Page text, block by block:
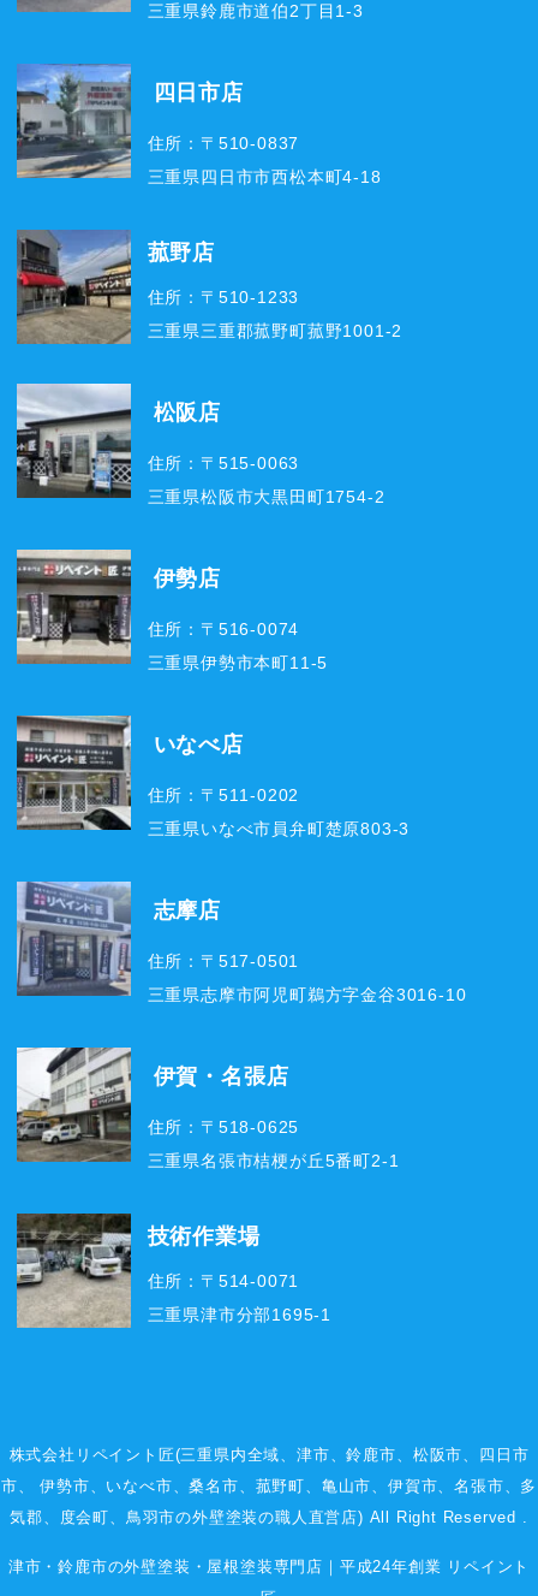
三重県鈴鹿市道伯2丁目1-3
四日市店
住所：〒510-0837
三重県四日市市西松本町4-18
菰野店
住所：〒510-1233
三重県三重郡菰野町菰野1001-2
松阪店
住所：〒515-0063
三重県松阪市大黒田町1754-2
伊勢店
住所：〒516-0074
三重県伊勢市本町11-5
いなべ店
住所：〒511-0202
三重県いなべ市員弁町楚原803-3
志摩店
住所：〒517-0501
三重県志摩市阿児町鵜方字金谷3016-10
伊賀・名張店
住所：〒518-0625
三重県名張市桔梗が丘5番町2-1
技術作業場
住所：〒514-0071
三重県津市分部1695-1
株式会社リペイント匠(三重県内全域、津市、鈴鹿市、 松阪市、 四日市
市、 伊勢市、いなべ市、桑名市、菰野町、 亀山市、伊賀市、名張市、多
気郡、度会町、鳥羽市の外壁塗装の職人直営店) All Right Reserved .
津市・鈴鹿市の外壁塗装・屋根塗装専門店｜平成24年創業 リペイント